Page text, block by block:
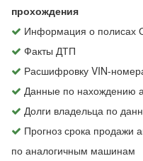
прохождения
Информация о полисах
Факты ДТП
Расшифровку VIN-
Данные по нахождению
Долги владельца по
Прогноз срока продажи
по аналогичным машинам